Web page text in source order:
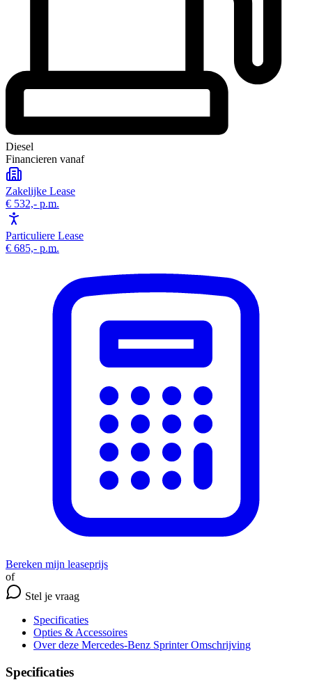
Diesel
Financieren vanaf
Zakelijke Lease
€ 532,- p.m.
Particuliere Lease
€ 685,- p.m.
Bereken mijn leaseprijs
of
Stel je vraag
Specificaties
Opties & Accessoires
Over deze Mercedes-Benz Sprinter Omschrijving
Specificaties